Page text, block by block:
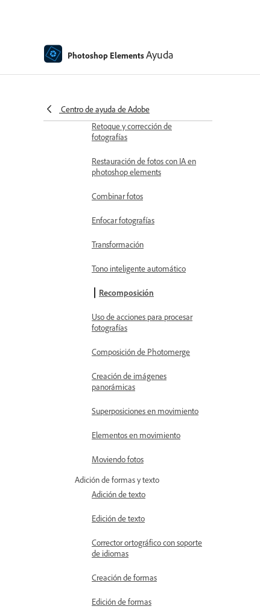
Photoshop ElementsAyuda
Centro de ayuda de Adobe
Adición de desenfoque,
de áreas de imagen
Retoque y corrección de
fotografías
Restauración de fotos con IA en
photoshop elements
Combinar fotos
Enfocar fotografías
Transformación
Tono inteligente automático
Recomposición
Uso de acciones para procesar
fotografías
Composición de Photomerge
Creación de imágenes
panorámicas
Superposiciones en movimiento
Elementos en movimiento
Moviendo fotos
Adición de formas y texto
Adición de texto
Edición de texto
Corrector ortográfico con soporte
de idiomas
Creación de formas
Edición de formas